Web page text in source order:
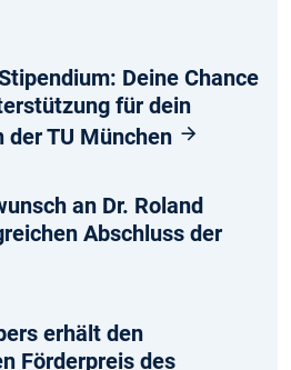
Deine Chance
für dein
TU München
an Dr. Roland
Abschluss der
erhält den
Förderpreis des